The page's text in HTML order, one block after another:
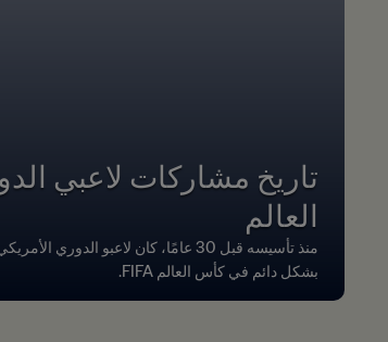
تاريخ مشاركات لاعبي
العالم
منذ تأسيسه قبل 30 عامًا، كان لاعبو
بشكل دائم في كأس العالم FIFA.